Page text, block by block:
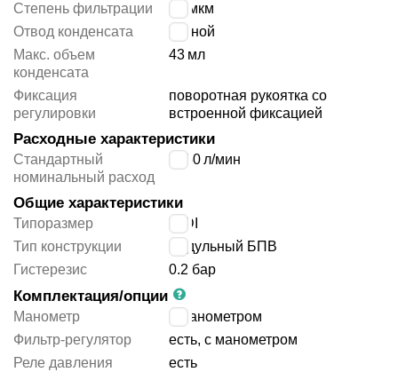
Степень фильтрации
40 мкм
Отвод конденсата
ручной
Макс. объем
конденсата
43 мл
Фиксация
регулировки
поворотная рукоятка со
встроенной фиксацией
Расходные характеристики
Стандартный
номинальный расход
3050 л/мин
Общие характеристики
Типоразмер
MIDI
Тип конструкции
модульный БПВ
Гистерезис
0.2 бар
Комплектация/опции
Манометр
с манометром
Фильтр-регулятор
есть, с манометром
Реле давления
есть